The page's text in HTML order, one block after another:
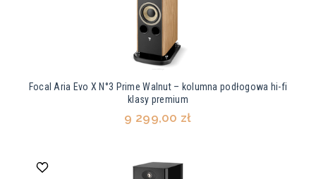
Focal Aria Evo X N°3 Prime Walnut – kolumna podłogowa hi-fi
klasy premium
9 299,00 zł